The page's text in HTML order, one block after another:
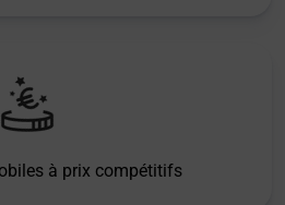
à prix compétitifs